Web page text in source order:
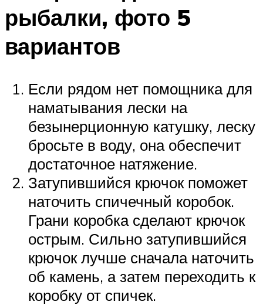
рыбалки, фото 5
вариантов
Если рядом нет помощника для
наматывания лески на
безынерционную катушку, леску
бросьте в воду, она обеспечит
достаточное натяжение.
Затупившийся крючок поможет
наточить спичечный коробок.
Грани коробка сделают крючок
острым. Сильно затупившийся
крючок лучше сначала наточить
об камень, а затем переходить к
коробку от спичек.